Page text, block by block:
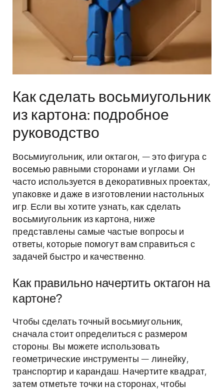
Как сделать восьмиугольник
из картона: подробное
руководство
Восьмиугольник, или октагон, — это фигура с
восемью равными сторонами и углами. Он
часто используется в декоративных проектах,
упаковке и даже в изготовлении настольных
игр. Если вы хотите узнать, как сделать
восьмиугольник из картона, ниже
представлены самые частые вопросы и
ответы, которые помогут вам справиться с
задачей быстро и качественно.
Как правильно начертить октагон на
картоне?
Чтобы сделать точный восьмиугольник,
сначала стоит определиться с размером
стороны. Вы можете использовать
геометрические инструменты — линейку,
транспортир и карандаш. Начертите квадрат,
затем отметьте точки на сторонах, чтобы